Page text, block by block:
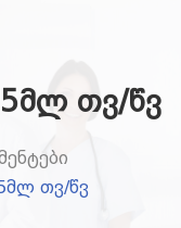
თვ/წვ
თვ/წვ